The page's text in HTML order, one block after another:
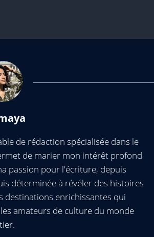
de rédaction spécialisée dans le
de marier mon intérêt profond
passion pour l'écriture, depuis
déterminée à révéler des histoires
destinations enrichissantes qui
amateurs de culture du monde